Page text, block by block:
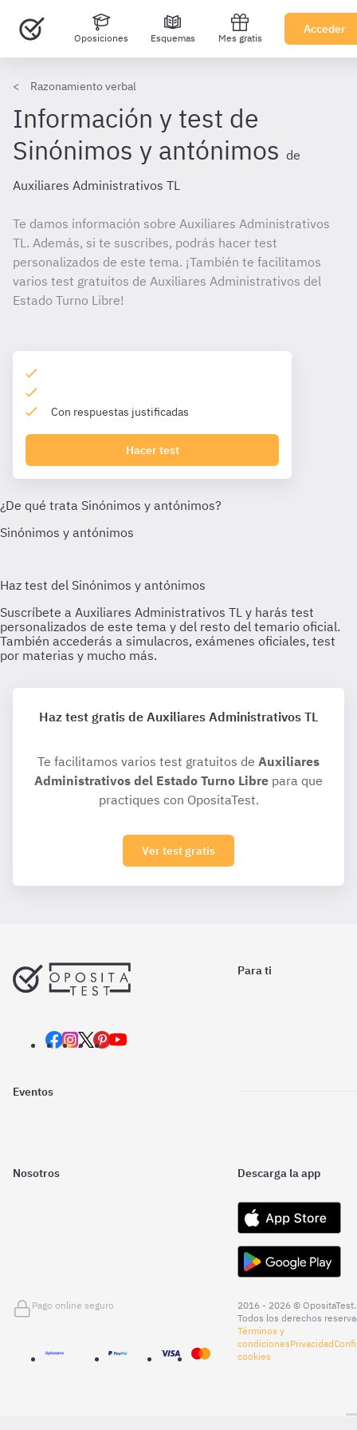
Oposiciones Esquemas Mes gratis
Acceder
Razonamiento verbal
Información y test de
Sinónimos y antónimos de
Auxiliares Administrativos TL
Te damos información sobre Auxiliares Administrativos
TL. Además, si te suscribes, podrás hacer test
personalizados de este tema. ¡También te facilitamos
varios test gratuitos de Auxiliares Administrativos del
Estado Turno Libre!
Con respuestas justificadas
Hacer test
Haz test gratis de Auxiliares Administrativos TL
Te facilitamos varios test gratuitos de Auxiliares
Administrativos del Estado Turno Libre para que
practiques con OpositaTest.
Ver test gratis
Para ti
Eventos
Nosotros Descarga la app
Pago online seguro
2016 - 2026 © OpositaTest.
Todos los derechos
Términos y
condicionesPrivacidad
cookies